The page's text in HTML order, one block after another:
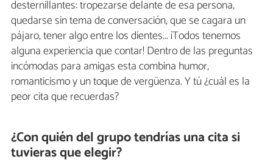
desternillantes: tropezarse delante de esa persona,
quedarse sin tema de conversación, que se cagara un
pájaro, tener algo entre los dientes... ¡Todos tenemos
alguna experiencia que contar! Dentro de las preguntas
incómodas para amigas esta combina humor,
romanticismo y un toque de vergüenza. Y tú ¿cuál es la
peor cita que recuerdas?
¿Con quién del grupo tendrías una cita si
tuvieras que elegir?